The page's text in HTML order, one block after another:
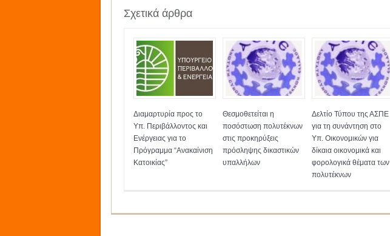
Σχετικά άρθρα
Διαμαρτυρία προς το
Υπ. Περιβάλλοντος και
Ενέργειας για το
Πρόγραμμα “Ανακαίνιση
Κατοικίας”
Θεσμοθετείται η
ποσόστωση πολυτέκνων
στις προκηρύξεις
πρόσληψης δικαστικών
υπαλλήλων
Δελτίο Τύπου της ΑΣΠΕ
για τη συνάντηση στο
Υπ. Οικονομικών για
δίκαια οικονομικά και
φορολογικά θέματα των
πολυτέκνων